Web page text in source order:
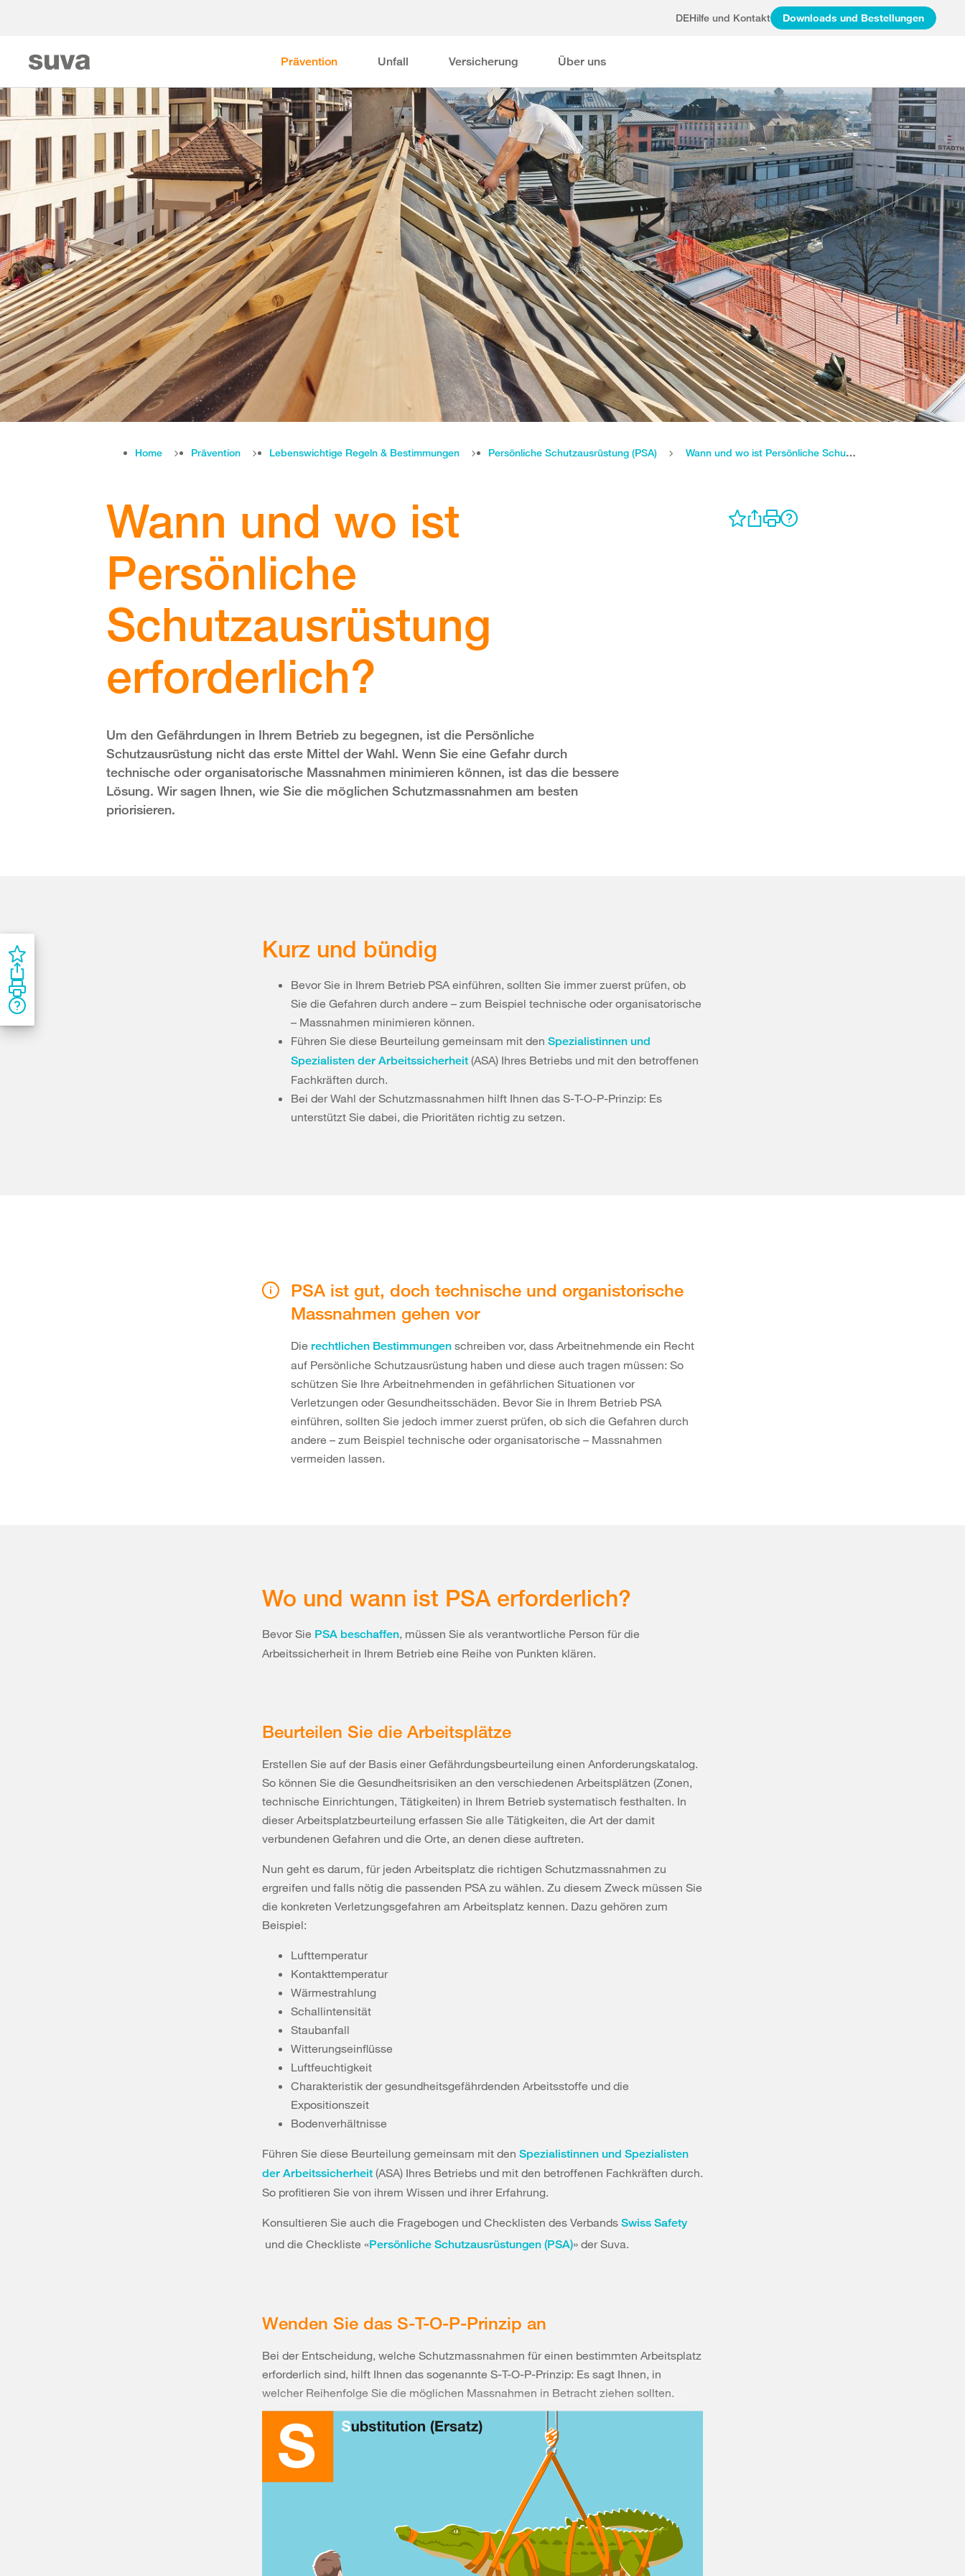
DEHilfe und Kontakt Downloads und Bestellungen
Prävention Unfall Versicherung Über uns
Home Prävention Lebenswichtige Regeln & Bestimmungen Persönliche Schutzausrüstung (PSA) Wann und wo ist Persönliche Schutzausrüstung erforderlich?
Wann und wo ist
Persönliche
Schutzausrüstung
erforderlich?
Um den Gefährdungen in Ihrem Betrieb zu begegnen, ist die Persönliche
Schutzausrüstung nicht das erste Mittel der Wahl. Wenn Sie eine Gefahr durch
technische oder organisatorische Massnahmen minimieren können, ist das die bessere
Lösung. Wir sagen Ihnen, wie Sie die möglichen Schutzmassnahmen am besten
priorisieren.
Kurz und bündig
Bevor Sie in Ihrem Betrieb PSA einführen, sollten Sie immer zuerst prüfen, ob
Sie die Gefahren durch andere – zum Beispiel technische oder organisatorische
– Massnahmen minimieren können.
Führen Sie diese Beurteilung gemeinsam mit den Spezialistinnen und
Spezialisten der Arbeitssicherheit (ASA) Ihres Betriebs und mit den betroffenen
Fachkräften durch.
Bei der Wahl der Schutzmassnahmen hilft Ihnen das S-T-O-P-Prinzip: Es
unterstützt Sie dabei, die Prioritäten richtig zu setzen.
PSA ist gut, doch technische und organistorische
Massnahmen gehen vor
Die rechtlichen Bestimmungen schreiben vor, dass Arbeitnehmende ein Recht
auf Persönliche Schutzausrüstung haben und diese auch tragen müssen: So
schützen Sie Ihre Arbeitnehmenden in gefährlichen Situationen vor
Verletzungen oder Gesundheitsschäden. Bevor Sie in Ihrem Betrieb PSA
einführen, sollten Sie jedoch immer zuerst prüfen, ob sich die Gefahren durch
andere – zum Beispiel technische oder organisatorische – Massnahmen
vermeiden lassen.
Wo und wann ist PSA erforderlich?
Bevor Sie PSA beschaffen, müssen Sie als verantwortliche Person für die
Arbeitssicherheit in Ihrem Betrieb eine Reihe von Punkten klären.
Beurteilen Sie die Arbeitsplätze
Erstellen Sie auf der Basis einer Gefährdungsbeurteilung einen Anforderungskatalog.
So können Sie die Gesundheitsrisiken an den verschiedenen Arbeitsplätzen (Zonen,
technische Einrichtungen, Tätigkeiten) in Ihrem Betrieb systematisch festhalten. In
dieser Arbeitsplatzbeurteilung erfassen Sie alle Tätigkeiten, die Art der damit
verbundenen Gefahren und die Orte, an denen diese auftreten.
Nun geht es darum, für jeden Arbeitsplatz die richtigen Schutzmassnahmen zu
ergreifen und falls nötig die passenden PSA zu wählen. Zu diesem Zweck müssen Sie
die konkreten Verletzungsgefahren am Arbeitsplatz kennen. Dazu gehören zum
Beispiel:
Lufttemperatur
Kontakttemperatur
Wärmestrahlung
Schallintensität
Staubanfall
Witterungseinflüsse
Luftfeuchtigkeit
Charakteristik der gesundheitsgefährdenden Arbeitsstoffe und die
Expositionszeit
Bodenverhältnisse
Führen Sie diese Beurteilung gemeinsam mit den Spezialistinnen und Spezialisten
der Arbeitssicherheit (ASA) Ihres Betriebs und mit den betroffenen Fachkräften durch.
So profitieren Sie von ihrem Wissen und ihrer Erfahrung.
Konsultieren Sie auch die Fragebogen und Checklisten des Verbands Swiss Safety
und die Checkliste «Persönliche Schutzausrüstungen (PSA)» der Suva.
Wenden Sie das S-T-O-P-Prinzip an
Bei der Entscheidung, welche Schutzmassnahmen für einen bestimmten Arbeitsplatz
erforderlich sind, hilft Ihnen das sogenannte S-T-O-P-Prinzip: Es sagt Ihnen, in
welcher Reihenfolge Sie die möglichen Massnahmen in Betracht ziehen sollten.